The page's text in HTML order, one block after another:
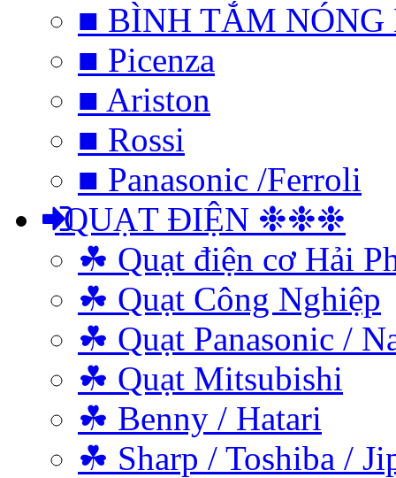
■ BÌNH TẮM
■ Picenza
■ Ariston
■ Rossi
■ Panasonic /Ferroli
QUẠT ĐIỆN ❉❉❉
☘ Quạt điện cơ Hải
☘ Quạt Công Nghiệp
☘ Quạt Panasonic /
☘ Quạt Mitsubishi
☘ Benny / Hatari
☘ Sharp / Toshiba /